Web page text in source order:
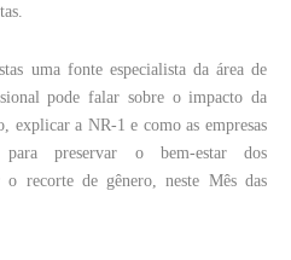
uma fonte especialista da área de
pode falar sobre o impacto da
explicar a NR-1 e como as empresas
preservar o bem-estar dos
o recorte de gênero, neste Mês das